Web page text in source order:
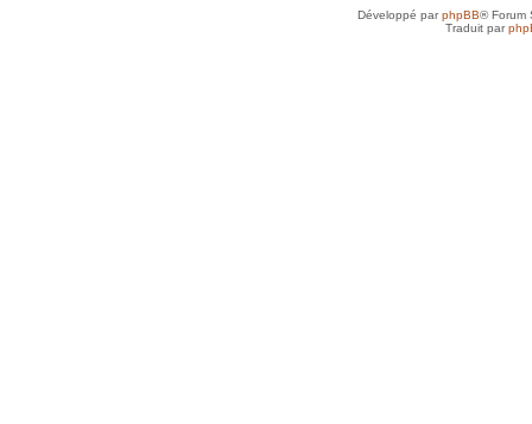
Développé parphpBB® Forum
Traduit par